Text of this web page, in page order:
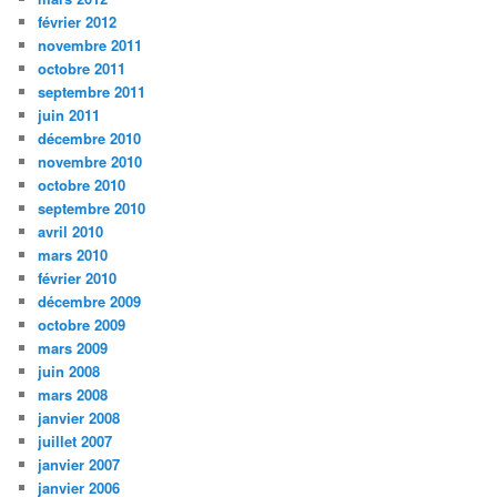
février 2012
novembre 2011
octobre 2011
septembre 2011
juin 2011
décembre 2010
novembre 2010
octobre 2010
septembre 2010
avril 2010
mars 2010
février 2010
décembre 2009
octobre 2009
mars 2009
juin 2008
mars 2008
janvier 2008
juillet 2007
janvier 2007
janvier 2006